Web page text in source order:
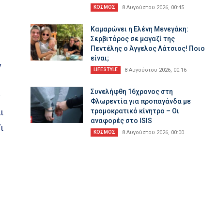
ΚΟΣΜΟΣ 8 Αυγούστου 2026, 00:45
Καμαρώνει η Ελένη Μενεγάκη:
Σερβιτόρος σε μαγαζί της
Πεντέλης ο Άγγελος Λάτσιος! Ποιο
είναι;
LIFESTYLE 8 Αυγούστου 2026, 00:16
Συνελήφθη 16χρονος στη
Φλωρεντία για προπαγάνδα με
τρομοκρατικό κίνητρο – Οι
αναφορές στο ISIS
ΚΟΣΜΟΣ 8 Αυγούστου 2026, 00:00